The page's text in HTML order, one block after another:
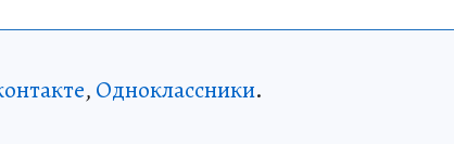
, Одноклассники.